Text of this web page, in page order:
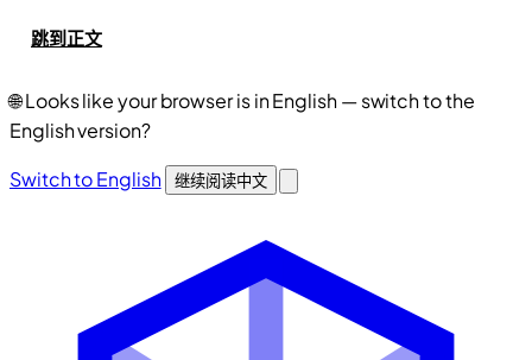
跳到正文
🌐Looks like your browser is in English — switch to the
English version?
Switch to English
继续阅读中文